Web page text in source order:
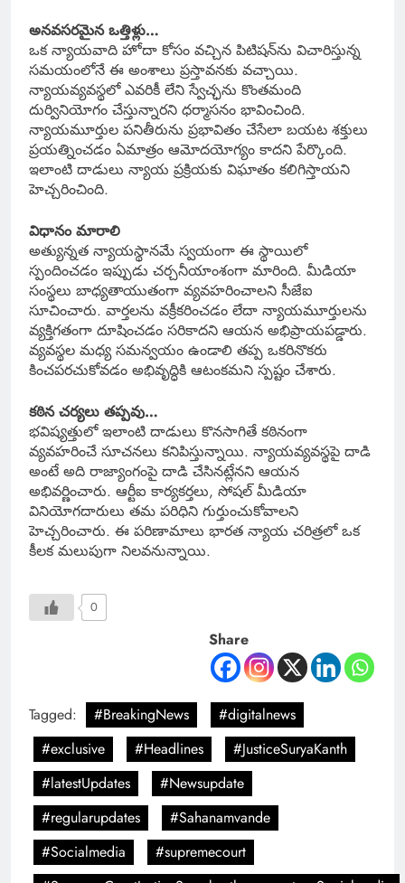
అనవసరమైన ఒత్తిళ్లు…
ఒక న్యాయవాది హోదా కోసం వచ్చిన పిటిషన్‌ను విచారిస్తున్న
సమయంలోనే ఈ అంశాలు ప్రస్తావనకు వచ్చాయి.
న్యాయవ్యవస్థలో ఎవరికీ లేని స్వేచ్ఛను కొంతమంది
దుర్వినియోగం చేస్తున్నారని ధర్మాసనం భావించింది.
న్యాయమూర్తుల పనితీరును ప్రభావితం చేసేలా బయట శక్తులు
ప్రయత్నించడం ఏమాత్రం ఆమోదయోగ్యం కాదని పేర్కొంది.
ఇలాంటి దాడులు న్యాయ ప్రక్రియకు విఘాతం కలిగిస్తాయని
హెచ్చరించింది.
విధానం మారాలి
అత్యున్నత న్యాయస్థానమే స్వయంగా ఈ స్థాయిలో
స్పందించడం ఇప్పుడు చర్చనీయాంశంగా మారింది. మీడియా
సంస్థలు బాధ్యతాయుతంగా వ్యవహరించాలని సీజేఐ
సూచించారు. వార్తలను వక్రీకరించడం లేదా న్యాయమూర్తులను
వ్యక్తిగతంగా దూషించడం సరికాదని ఆయన అభిప్రాయపడ్డారు.
వ్యవస్థల మధ్య సమన్వయం ఉండాలి తప్ప ఒకరినొకరు
కించపరచుకోవడం అభివృద్ధికి ఆటంకమని స్పష్టం చేశారు.
కఠిన చర్యలు తప్పవు…
భవిష్యత్తులో ఇలాంటి దాడులు కొనసాగితే కఠినంగా
వ్యవహరించే సూచనలు కనిపిస్తున్నాయి. న్యాయవ్యవస్థపై దాడి
అంటే అది రాజ్యాంగంపై దాడి చేసినట్లేనని ఆయన
అభివర్ణించారు. ఆర్టీఐ కార్యకర్తలు, సోషల్ మీడియా
వినియోగదారులు తమ పరిధిని గుర్తుంచుకోవాలని
హెచ్చరించారు. ఈ పరిణామాలు భారత న్యాయ చరిత్రలో ఒక
కీలక మలుపుగా నిలవనున్నాయి.
0
Share
Tagged: #BreakingNews
#digitalnews
#exclusive
#Headlines
#JusticeSuryaKanth
#latestUpdates
#Newsupdate
#regularupdates
#Sahanamvande
#Socialmedia
#supremecourt